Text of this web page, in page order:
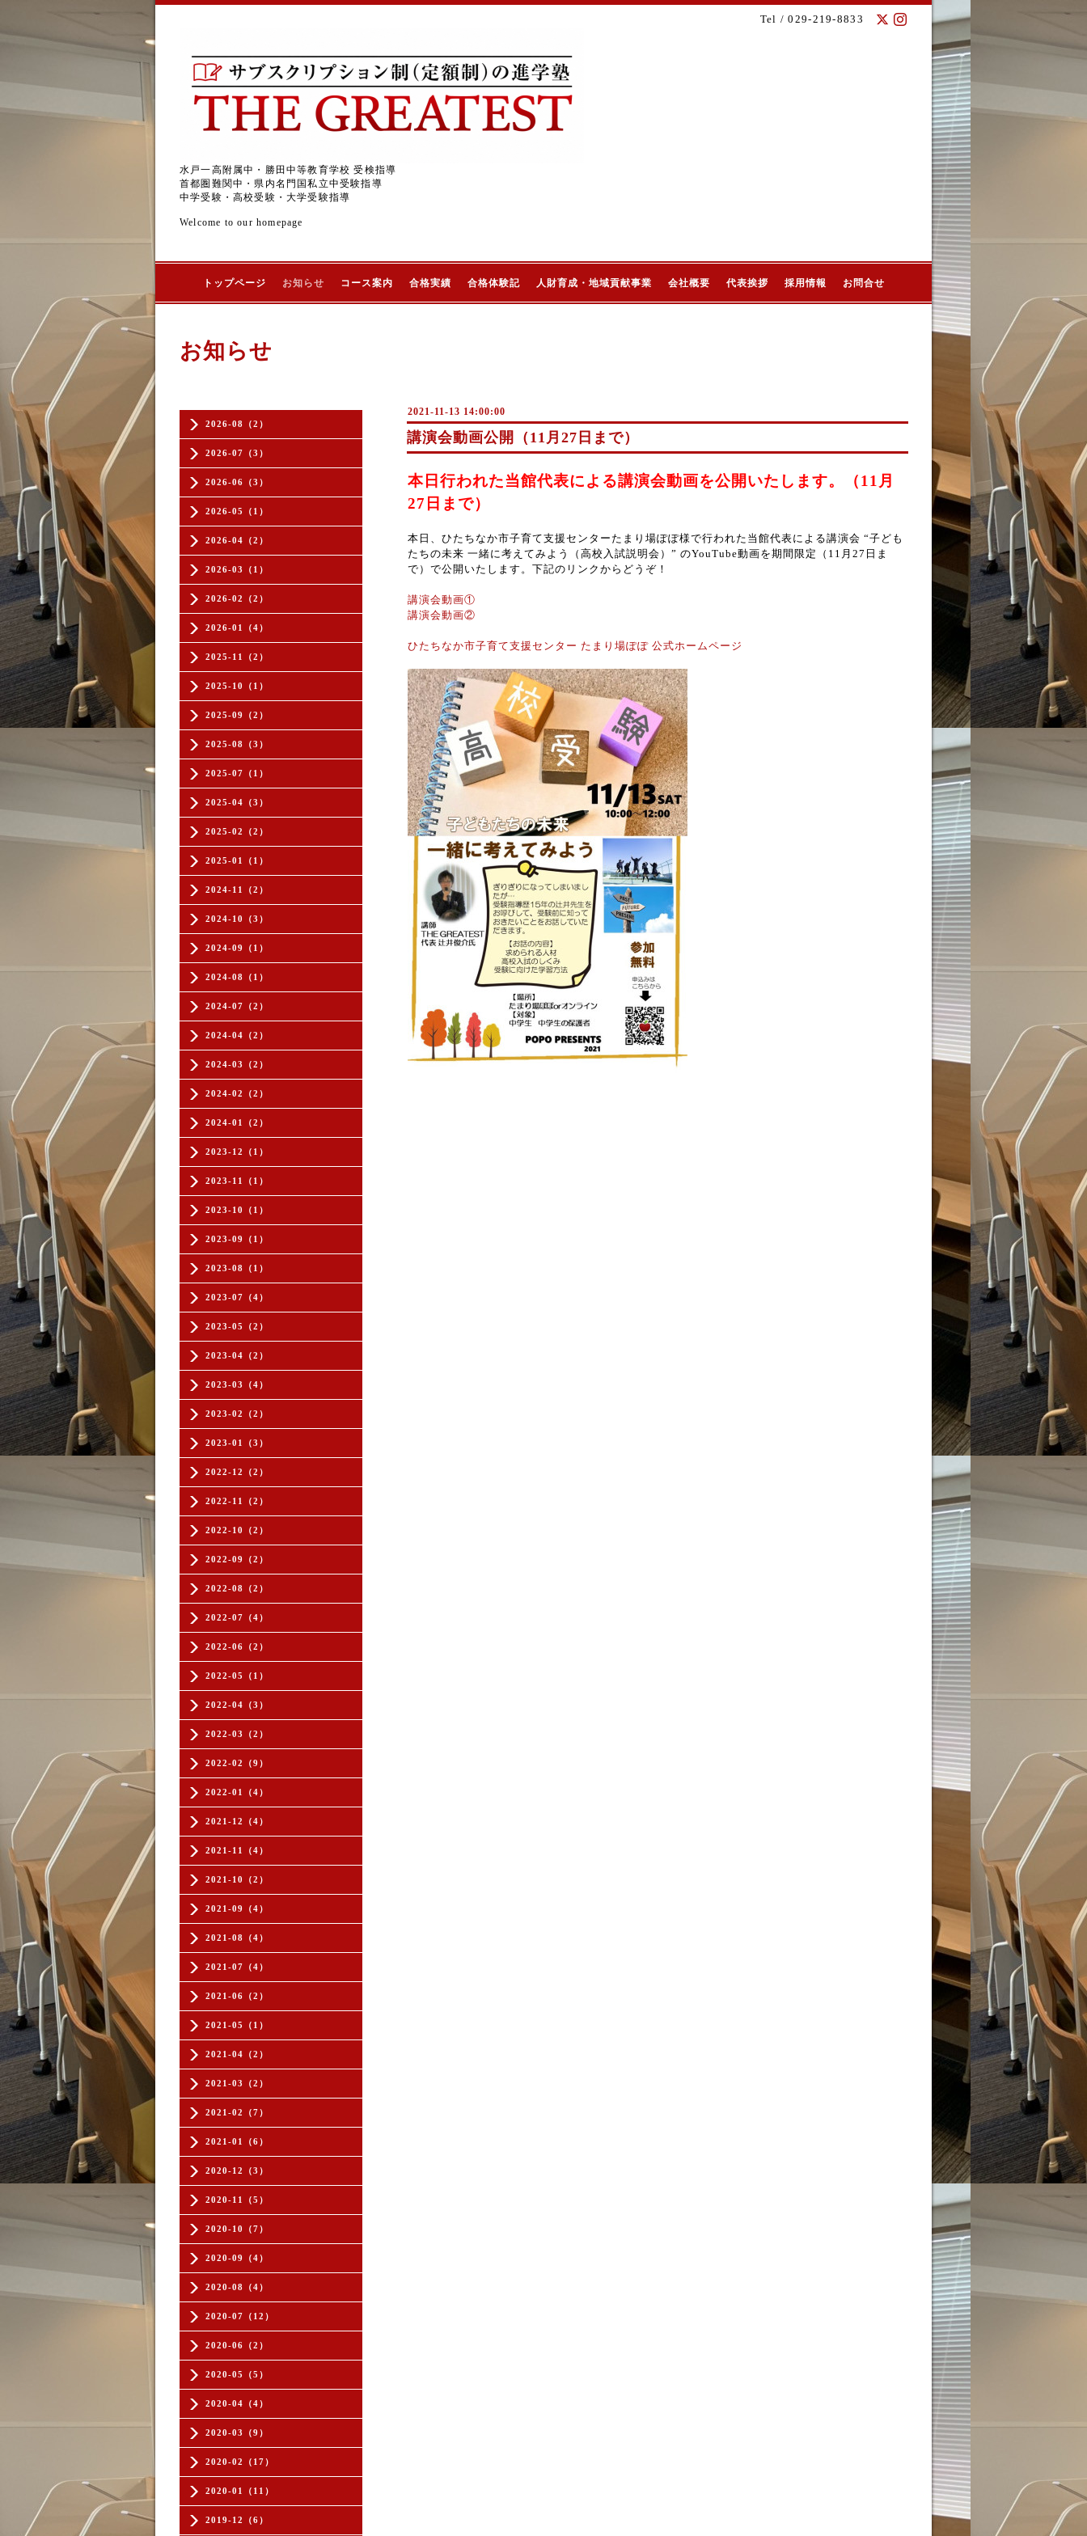
Tel / 029-219-8833
水戸一高附属中・勝田中等教育学校 受検指導
首都圏難関中・県内名門国私立中受験指導
中学受験・高校受験・大学受験指導
Welcome to our homepage
トップページ お知らせ コース案内 合格実績 合格体験記 人財育成・地域貢献事業 会社概要 代表挨拶 採用情報 お問合せ
2026-08（2）
2026-07（3）
2026-06（3）
2026-05（1）
2026-04（2）
2026-03（1）
2026-02（2）
2026-01（4）
2025-11（2）
2025-10（1）
2025-09（2）
2025-08（3）
2025-07（1）
2025-04（3）
2025-02（2）
2025-01（1）
2024-11（2）
2024-10（3）
2024-09（1）
2024-08（1）
2024-07（2）
2024-04（2）
2024-03（2）
2024-02（2）
2024-01（2）
2023-12（1）
2023-11（1）
2023-10（1）
2023-09（1）
2023-08（1）
2023-07（4）
2023-05（2）
2023-04（2）
2023-03（4）
2023-02（2）
2023-01（3）
2022-12（2）
2022-11（2）
2022-10（2）
2022-09（2）
2022-08（2）
2022-07（4）
2022-06（2）
2022-05（1）
2022-04（3）
2022-03（2）
2022-02（9）
2022-01（4）
2021-12（4）
2021-11（4）
2021-10（2）
2021-09（4）
2021-08（4）
2021-07（4）
2021-06（2）
2021-05（1）
2021-04（2）
2021-03（2）
2021-02（7）
2021-01（6）
2020-12（3）
2020-11（5）
2020-10（7）
2020-09（4）
2020-08（4）
2020-07（12）
2020-06（2）
2020-05（5）
2020-04（4）
2020-03（9）
2020-02（17）
2020-01（11）
2019-12（6）
お知らせ
2021-11-13 14:00:00
講演会動画公開（11月27日まで）
本日行われた当館代表による講演会動画を公開いたします。（11月
27日まで）
本日、ひたちなか市子育て支援センターたまり場ぽぽ様で行われた当館代表による講演会 “子ども
たちの未来 一緒に考えてみよう（高校入試説明会）” のYouTube動画を期間限定（11月27日ま
で）で公開いたします。下記のリンクからどうぞ！
講演会動画①
講演会動画②
ひたちなか市子育て支援センター たまり場ぽぽ 公式ホームページ